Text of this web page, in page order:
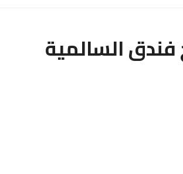
السالمية